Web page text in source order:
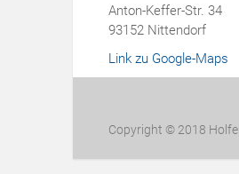
Anton-Keffer-Str. 34
93152 Nittendorf
Link zu Google-Maps
Copyright © 2018